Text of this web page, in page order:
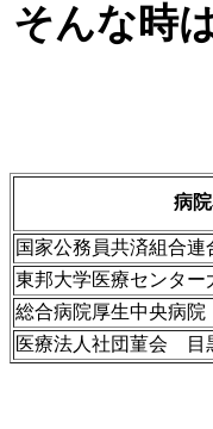
そんな時
病
国家公務員共済組合
東邦大学医療センター
総合病院厚生中央病院
医療法人社団菫会 目